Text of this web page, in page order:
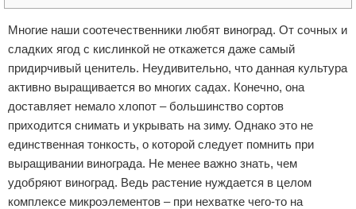
Обзоры услуг
Самосовершенствование
Деловое общение
Менеджмент
Отказ от ответственности
Многие наши соотечественники любят виноград. От сочных и
сладких ягод с кислинкой не откажется даже самый
придирчивый ценитель. Неудивительно, что данная культура
активно выращивается во многих садах. Конечно, она
доставляет немало хлопот – большинство сортов
приходится снимать и укрывать на зиму. Однако это не
единственная тонкость, о которой следует помнить при
выращивании винограда. Не менее важно знать, чем
удобряют виноград. Ведь растение нуждается в целом
комплексе микроэлементов – при нехватке чего-то на